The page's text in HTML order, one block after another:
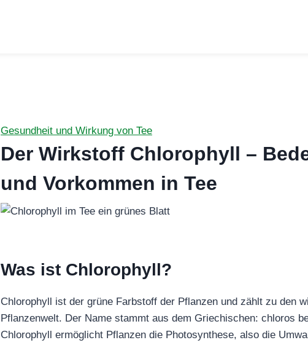
Gesundheit und Wirkung von Tee
Der Wirkstoff Chlorophyll –
und Vorkommen in Tee
Was ist Chlorophyll?
Chlorophyll ist der grüne Farbstoff der Pflanzen und zählt zu den
Pflanzenwelt. Der Name stammt aus dem Griechischen: chloros
Chlorophyll ermöglicht Pflanzen die Photosynthese, also die